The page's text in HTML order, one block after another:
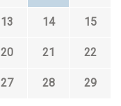
13 14 15
20 21 22
27 28 29